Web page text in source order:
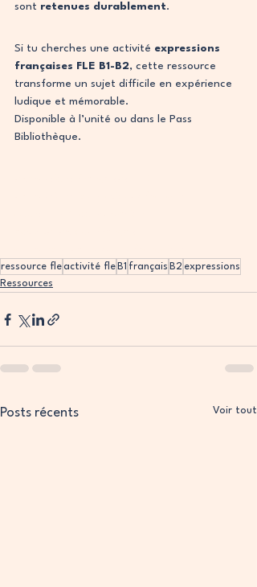
sont retenues durablement.
Si tu cherches une activité expressions
françaises FLE B1-B2, cette ressource
transforme un sujet difficile en expérience
ludique et mémorable.
Disponible à l’unité ou dans le Pass
Bibliothèque.
ressource fleactivité fle B1 français B2 expressions
Ressources
Posts récents Voir tout